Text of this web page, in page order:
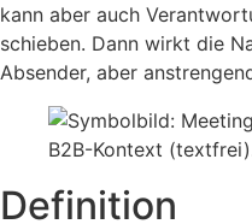
kann aber auch
schieben. Dann wirkt die
Absender, aber
Definition